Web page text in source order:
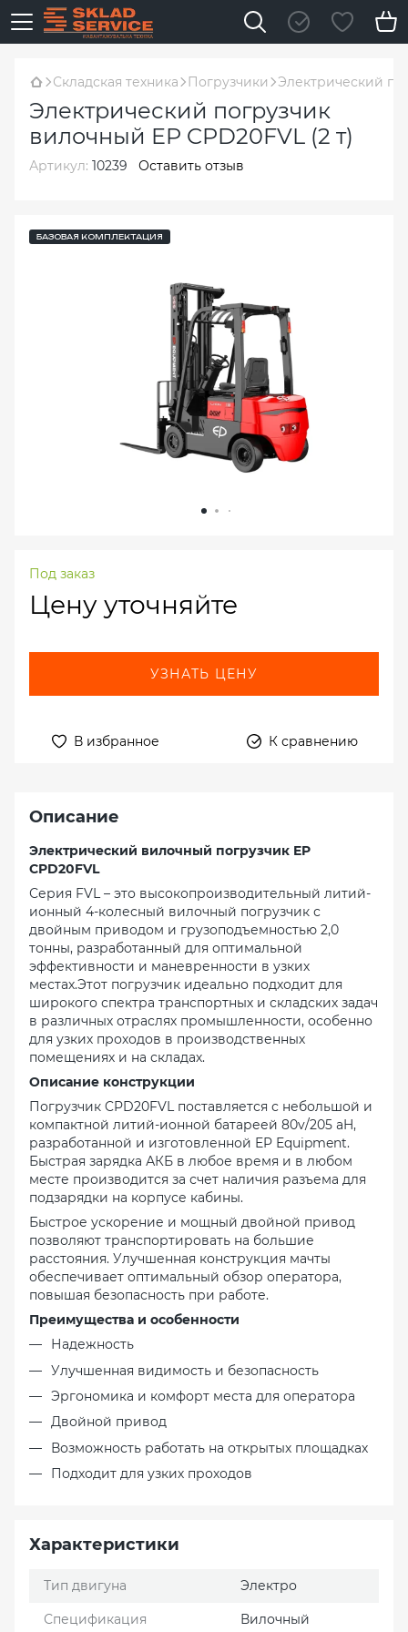
Складская техника Погрузчики Электрический
Электрический погрузчик
вилочный EP CPD20FVL (2 т)
Артикул: 10239 Оставить отзыв
БАЗОВАЯ КОМПЛЕКТАЦИЯ
Под заказ
Цену уточняйте
УЗНАТЬ ЦЕНУ
В избранное К сравнению
Описание
Электрический вилочный погрузчик EP
CPD20FVL
Серия FVL – это высокопроизводительный литий-
ионный 4-колесный вилочный погрузчик с
двойным приводом и грузоподъемностью 2,0
тонны, разработанный для оптимальной
эффективности и маневренности в узких
местах.Этот погрузчик идеально подходит для
широкого спектра транспортных и складских задач
в различных отраслях промышленности, особенно
для узких проходов в производственных
помещениях и на складах.
Описание конструкции
Погрузчик CPD20FVL поставляется с небольшой и
компактной литий-ионной батареей 80v/205 aH,
разработанной и изготовленной EP Equipment.
Быстрая зарядка АКБ в любое время и в любом
месте производится за счет наличия разъема для
подзарядки на корпусе кабины.
Быстрое ускорение и мощный двойной привод
позволяют транспортировать на большие
расстояния. Улучшенная конструкция мачты
обеспечивает оптимальный обзор оператора,
повышая безопасность при работе.
Преимущества и особенности
Надежность
Улучшенная видимость и безопасность
Эргономика и комфорт места для оператора
Двойной привод
Возможность работать на открытых площадках
Подходит для узких проходов
Характеристики
Тип двигуна Электро
Спецификация Вилочный